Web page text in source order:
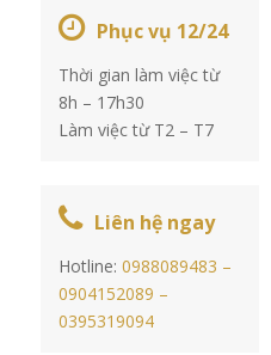
Phục vụ 12/24
Thời gian làm việc từ
8h – 17h30
Làm việc từ T2 – T7
Liên hệ ngay
Hotline:0988089483 –
0904152089 –
0395319094